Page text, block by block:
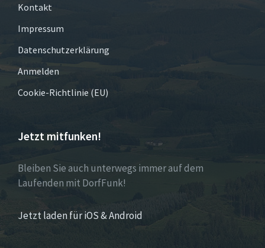
Kontakt
Impressum
Datenschutzerklärung
Anmelden
Cookie-Richtlinie (EU)
Jetzt mitfunken!
Bleiben Sie auch unterwegs immer auf dem
Laufenden mit DorfFunk!
Jetzt laden für iOS & Android